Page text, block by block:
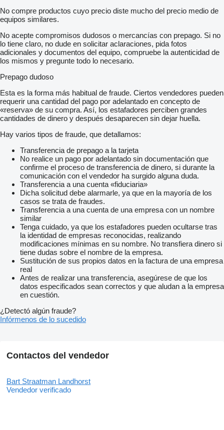
No compre productos cuyo precio diste mucho del precio medio de
equipos similares.
No acepte compromisos dudosos o mercancías con prepago. Si no
lo tiene claro, no dude en solicitar aclaraciones, pida fotos
adicionales y documentos del equipo, compruebe la autenticidad de
los mismos y pregunte todo lo necesario.
Prepago dudoso
Esta es la forma más habitual de fraude. Ciertos vendedores pueden
requerir una cantidad del pago por adelantado en concepto de
«reserva» de su compra. Así, los estafadores perciben grandes
cantidades de dinero y después desaparecen sin dejar huella.
Hay varios tipos de fraude, que detallamos:
Transferencia de prepago a la tarjeta
No realice un pago por adelantado sin documentación que
confirme el proceso de transferencia de dinero, si durante la
comunicación con el vendedor ha surgido alguna duda.
Transferencia a una cuenta «fiduciaria»
Dicha solicitud debe alarmarle, ya que en la mayoría de los
casos se trata de fraudes.
Transferencia a una cuenta de una empresa con un nombre
similar
Tenga cuidado, ya que los estafadores pueden ocultarse tras
la identidad de empresas reconocidas, realizando
modificaciones mínimas en su nombre. No transfiera dinero si
tiene dudas sobre el nombre de la empresa.
Sustitución de sus propios datos en la factura de una empresa
real
Antes de realizar una transferencia, asegúrese de que los
datos especificados sean correctos y que aludan a la empresa
en cuestión.
¿Detectó algún fraude?
Infórmenos de lo sucedido
Contactos del vendedor
Bart Straatman Landhorst
Vendedor verificado